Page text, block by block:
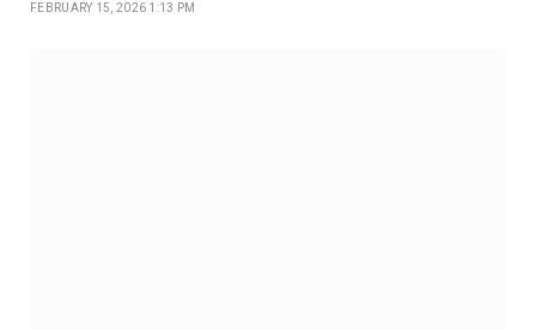
FEBRUARY 15, 2026 1:13 PM